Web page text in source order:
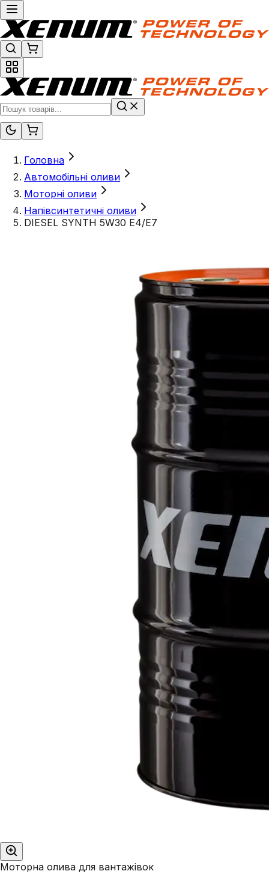
Головна
Автомобільні оливи
Моторні оливи
Напівсинтетичні оливи
DIESEL SYNTH 5W30 E4/E7
Моторна олива для вантажівок